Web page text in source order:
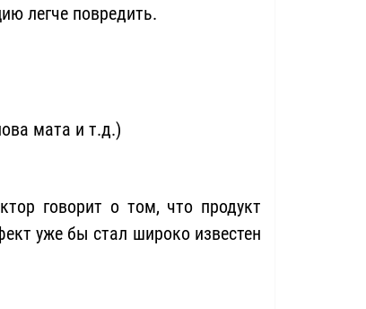
легче повредить.
мата и т.д.)
говорит о том, что продукт
уже бы стал широко известен